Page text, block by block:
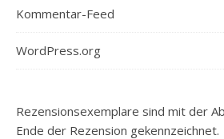
Kommentar-Feed
WordPress.org
Rezensionsexemplare sind mit der
Ende der Rezension gekennzeichnet.